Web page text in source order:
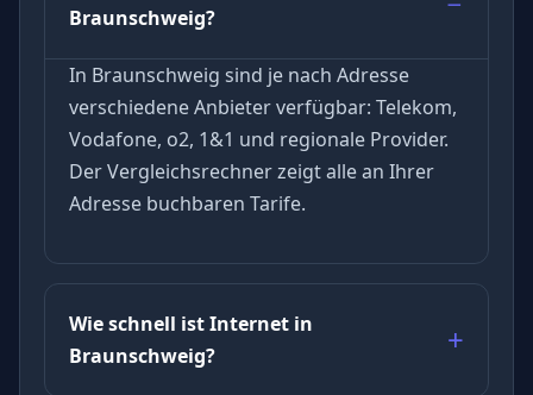
Braunschweig?
In Braunschweig sind je nach Adresse
verschiedene Anbieter verfügbar: Telekom,
Vodafone, o2, 1&1 und regionale Provider.
Der Vergleichsrechner zeigt alle an Ihrer
Adresse buchbaren Tarife.
Wie schnell ist Internet in
Braunschweig?